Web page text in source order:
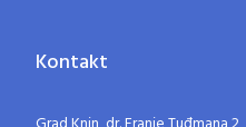
Kontakt